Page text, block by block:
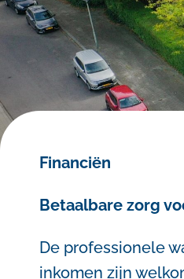
Financiën
Betaalbare zorg
De professionele
inkomen zijn